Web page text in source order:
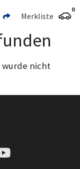
Merkliste
0
wurde nicht
auf
Schmidt
Autowelt